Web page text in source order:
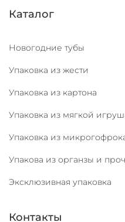
Каталог
Новогодние тубы
Упаковка из жести
Упаковка из картона
Упаковка из мягкой
Упаковка из
Упакова из органзы и
Эксклюзивная упаковка
Контакты